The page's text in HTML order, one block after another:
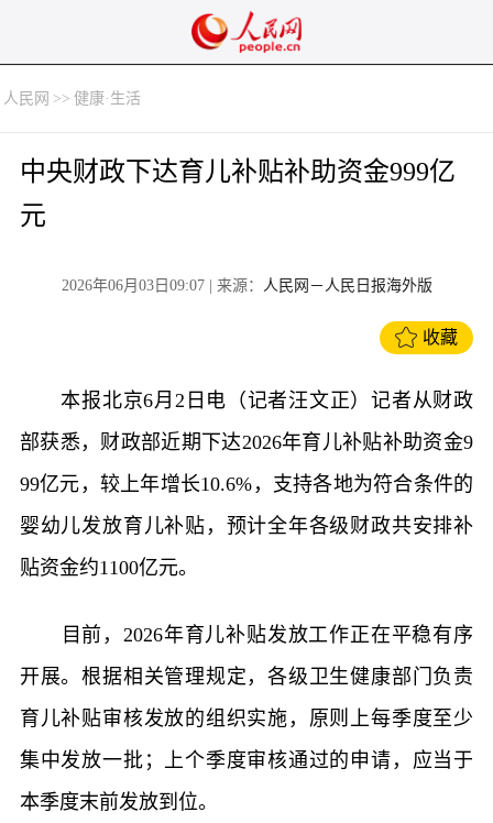
人民网 >> 健康·生活
中央财政下达育儿补贴补助资金999亿
元
2026年06月03日09:07| 来源： 人民网－人民日报海外版
收藏
本报北京6月2日电（记者汪文正）记者从财政
部获悉，财政部近期下达2026年育儿补贴补助资金9
99亿元，较上年增长10.6%，支持各地为符合条件的
婴幼儿发放育儿补贴，预计全年各级财政共安排补
贴资金约1100亿元。
目前，2026年育儿补贴发放工作正在平稳有序
开展。根据相关管理规定，各级卫生健康部门负责
育儿补贴审核发放的组织实施，原则上每季度至少
集中发放一批；上个季度审核通过的申请，应当于
本季度末前发放到位。